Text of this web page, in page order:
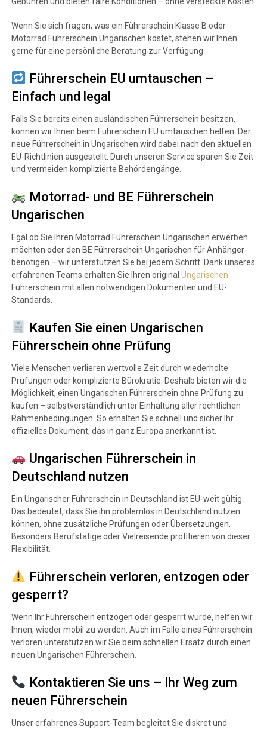
Wenn Sie sich fragen, was ein Führerschein Klasse B oder
Motorrad Führerschein Ungarischen kostet, stehen wir Ihnen
gerne für eine persönliche Beratung zur Verfügung.
Führerschein EU umtauschen –
Einfach und legal
Falls Sie bereits einen ausländischen Führerschein besitzen,
können wir Ihnen beim Führerschein EU umtauschen helfen. Der
neue Führerschein in Ungarischen wird dabei nach den aktuellen
EU-Richtlinien ausgestellt. Durch unseren Service sparen Sie Zeit
und vermeiden komplizierte Behördengänge.
Motorrad- und BE Führerschein
Ungarischen
Egal ob Sie Ihren Motorrad Führerschein Ungarischen erwerben
möchten oder den BE Führerschein Ungarischen für Anhänger
benötigen – wir unterstützen Sie bei jedem Schritt. Dank unseres
erfahrenen Teams erhalten Sie Ihren original Ungarischen
Führerschein mit allen notwendigen Dokumenten und EU-
Standards.
Kaufen Sie einen Ungarischen
Führerschein ohne Prüfung
Viele Menschen verlieren wertvolle Zeit durch wiederholte
Prüfungen oder komplizierte Bürokratie. Deshalb bieten wir die
Möglichkeit, einen Ungarischen Führerschein ohne Prüfung zu
kaufen – selbstverständlich unter Einhaltung aller rechtlichen
Rahmenbedingungen. So erhalten Sie schnell und sicher Ihr
offizielles Dokument, das in ganz Europa anerkannt ist.
Ungarischen Führerschein in
Deutschland nutzen
Ein Ungarischer Führerschein in Deutschland ist EU-weit gültig.
Das bedeutet, dass Sie ihn problemlos in Deutschland nutzen
können, ohne zusätzliche Prüfungen oder Übersetzungen.
Besonders Berufstätige oder Vielreisende profitieren von dieser
Flexibilität.
Führerschein verloren, entzogen oder
gesperrt?
Wenn Ihr Führerschein entzogen oder gesperrt wurde, helfen wir
Ihnen, wieder mobil zu werden. Auch im Falle eines Führerschein
verloren unterstützen wir Sie beim schnellen Ersatz durch einen
neuen Ungarischen Führerschein.
Kontaktieren Sie uns – Ihr Weg zum
neuen Führerschein
Unser erfahrenes Support-Team begleitet Sie diskret und